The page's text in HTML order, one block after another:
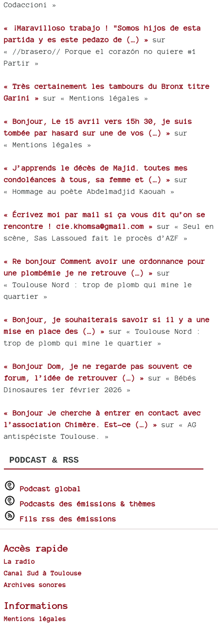
Codaccioni »
« ¡Maravilloso trabajo ! "Somos hijos de esta
partida y es este pedazo de (…) » sur
« //brasero// Porque el corazón no quiere #1
Partir »
« Très certainement les tambours du Bronx titre
Garini » sur « Mentions légales »
« Bonjour, Le 15 avril vers 15h 30, je suis
tombée par hasard sur une de vos (…) » sur
« Mentions légales »
« J’apprends le décès de Majid. toutes mes
condoléances à tous, sa femme et (…) » sur
« Hommage au poète Abdelmadjid Kaouah »
« Écrivez moi par mail si ça vous dit qu’on se
rencontre ! cie.khomsa@gmail.com » sur « Seul en
scène, Sas Lassoued fait le procès d’AZF »
« Re bonjour Comment avoir une ordonnance pour
une plombémie je ne retrouve (…) » sur
« Toulouse Nord : trop de plomb qui mine le
quartier »
« Bonjour, je souhaiterais savoir si il y a une
mise en place des (…) » sur « Toulouse Nord :
trop de plomb qui mine le quartier »
« Bonjour Dom, je ne regarde pas souvent ce
forum, l’idée de retrouver (…) » sur « Bébés
Dinosaures 1er février 2026 »
« Bonjour Je cherche à entrer en contact avec
l’association Chimère. Est-ce (…) » sur « AG
antispéciste Toulouse. »
PODCAST & RSS
Podcast global
Podcasts des émissions & thèmes
Fils rss des émissions
Accès rapide
La radio
Canal Sud à Toulouse
Archives sonores
Informations
Mentions légales